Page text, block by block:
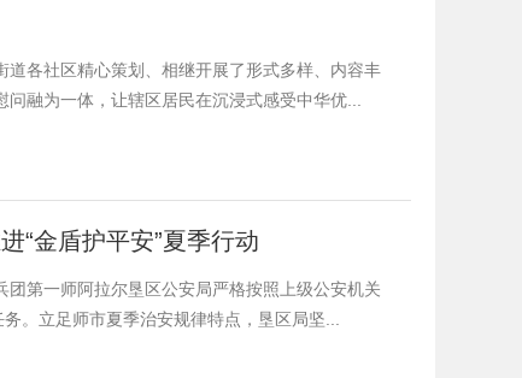
各社区精心策划、相继开展了形式多样、内容丰
融为一体，让辖区居民在沉浸式感受中华优...
“金盾护平安”夏季行动
第一师阿拉尔垦区公安局严格按照上级公安机关
。立足师市夏季治安规律特点，垦区局坚...